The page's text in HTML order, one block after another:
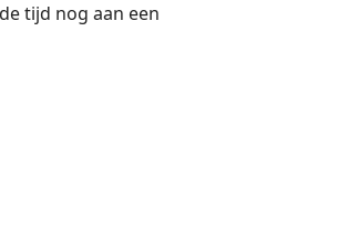
tijd nog aan een